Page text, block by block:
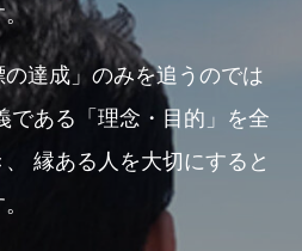
。
達成」のみを追うのでは
である「理念・目的」を全
縁ある人を大切にすると